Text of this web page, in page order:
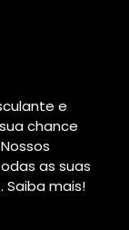
e
chance
as suas
Saiba mais!